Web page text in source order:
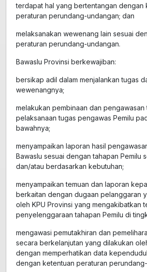
terdapat hal yang bertentangan dengan
peraturan perundang-undangan; dan
melaksanakan wewenang lain sesuai
peraturan perundang-undangan.
Bawaslu Provinsi berkewajiban:
bersikap adil dalam menjalankan tugas
wewenangnya;
melakukan pembinaan dan pengawasan
pelaksanaan tugas pengawas Pemilu
bawahnya;
menyampaikan laporan hasil
Bawaslu sesuai dengan tahapan Pemilu
dan/atau berdasarkan kebutuhan;
menyampaikan temuan dan laporan
berkaitan dengan dugaan pelanggaran
oleh KPU Provinsi yang mengakibatkan
penyelenggaraan tahapan Pemilu di
mengawasi pemutakhiran dan
secara berkelanjutan yang dilakukan
dengan memperhatikan data
dengan ketentuan peraturan